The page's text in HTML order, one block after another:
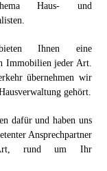
Haus- und
Ihnen eine
Immobilien jeder Art.
übernehmen wir
gehört.
dafür und haben uns
Ansprechpartner
rund um Ihr